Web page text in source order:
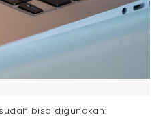
bisa digunakan: